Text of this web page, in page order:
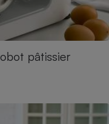
pâtissier